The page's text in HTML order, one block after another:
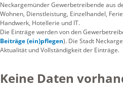
Neckargemünder Gewerbetreibende aus
Wohnen, Dienstleistung, Einzelhandel,
Handwerk, Hotellerie und IT.
Die Einträge werden von den
Beiträge (ein)pflegen). Die Stadt
Aktualität und Vollständigkeit der Einträge.
Keine Daten